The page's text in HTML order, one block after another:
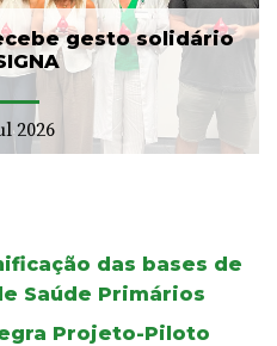
gesto solidário
2026
das bases de
Saúde Primários
Projeto-Piloto